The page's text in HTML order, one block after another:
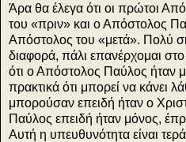
Άρα θα έλεγα ότι οι πρώτοι
του «πριν» και ο Απόστολος
Απόστολος του «μετά». Πολύ
διαφορά, πάλι επανέρχομαι
ότι ο Απόστολος Παύλος ήταν
πρακτικά ότι μπορεί να κάνει
μπορούσαν επειδή ήταν ο
Παύλος επειδή ήταν μόνος,
Αυτή η υπευθυνότητα είναι